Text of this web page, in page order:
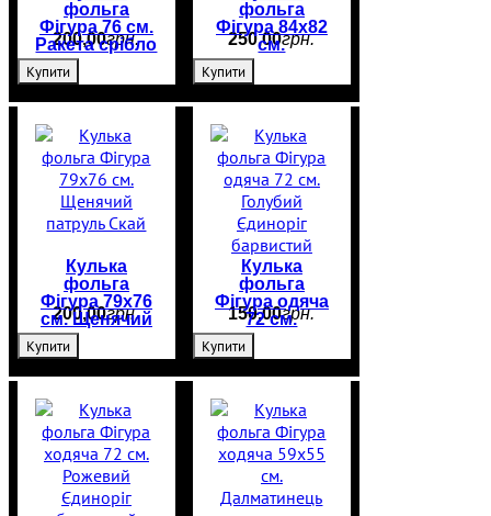
фольга
Фігура 76 см.
Ракета срібло
200,00грн.
Купити
фольга
Фігура 84х82
см.
Тиранозавр
250,00грн.
Купити
Кулька
фольга
Фігура 79х76
см. Щенячий
патруль Скай
200,00грн.
Купити
Кулька
фольга
Фігура одяча
72 см.
Голубий
Єдиноріг
150,00грн.
Купити